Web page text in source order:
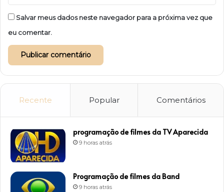
Salvar meus dados neste navegador para a próxima vez que
eu comentar.
Recente Popular Comentários
programação de filmes da TV Aparecida
9 horas atrás
Programação de filmes da Band
9 horas atrás